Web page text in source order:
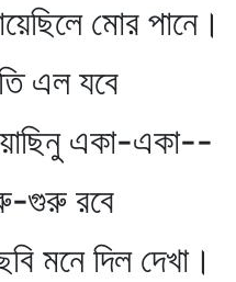
মোর পানে।
এল যবে
একা-একা--
গুরু রবে
দিল দেখা।